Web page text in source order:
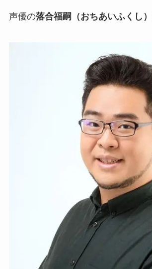
声優の落合福嗣（おちあいふくし）